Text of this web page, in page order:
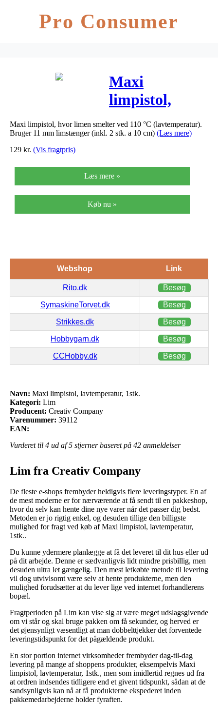
Pro Consumer
Maxi
limpistol,
lavtemperatur,
1stk.
Maxi limpistol, hvor limen smelter ved 110 °C (lavtemperatur).
Bruger 11 mm limstænger (inkl. 2 stk. a 10 cm) (Læs mere)
129 kr. (Vis fragtpris)
Læs mere »
Køb nu »
Webshop Link
Rito.dk Besøg
SymaskineTorvet.dk Besøg
Strikkes.dk Besøg
Hobbygarn.dk Besøg
CCHobby.dk Besøg
Navn: Maxi limpistol, lavtemperatur, 1stk.
Kategori: Lim
Producent: Creativ Company
Varenummer: 39112
EAN:
Vurderet til 4 ud af 5 stjerner baseret på 42 anmeldelser
Lim fra Creativ Company
De fleste e-shops frembyder heldigvis flere leveringstyper. En af
de mest moderne er for nærværende at få sendt til en pakkeshop,
hvor du selv kan hente dine nye varer når det passer dig bedst.
Metoden er jo rigtig enkel, og desuden tillige den billigste
mulighed for fragt ved køb af Maxi limpistol, lavtemperatur,
1stk..
Du kunne ydermere planlægge at få det leveret til dit hus eller ud
på dit arbejde. Denne er sædvanligvis lidt mindre prisbillig, men
desuden ultra let gængelig. Den mest letkøbte metode til levering
vil dog utvivlsomt være selv at hente produkterne, men den
mulighed forudsætter at du lever lige ved internet forhandlerens
bopæl.
Fragtperioden på Lim kan vise sig at være meget udslagsgivende
om vi står og skal bruge pakken om få sekunder, og herved er
det øjensynligt væsentligt at man dobbelttjekker det forventede
leveringstidspunkt for det pågældende produkt.
En stor portion internet virksomheder frembyder dag-til-dag
levering på mange af shoppens produkter, eksempelvis Maxi
limpistol, lavtemperatur, 1stk., men som imidlertid regnes ud fra
at ordren indsendes tidligere end et givent tidspunkt, sådan at de
sandsynligvis kan nå at få produkterne ekspederet inden
pakkemedarbejderne holder fyraften.